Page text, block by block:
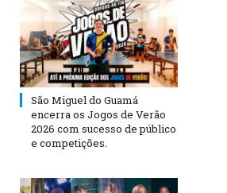
São Miguel do Guamá
encerra os Jogos de Verão
2026 com sucesso de público
e competições.